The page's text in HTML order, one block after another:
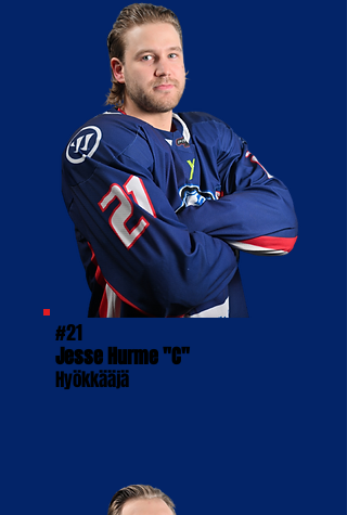
#21
Jesse Hurme "C"
Hyökkääjä